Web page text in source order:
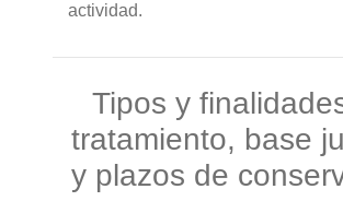
actividad.
Tipos y
tratamiento, base
y plazos de